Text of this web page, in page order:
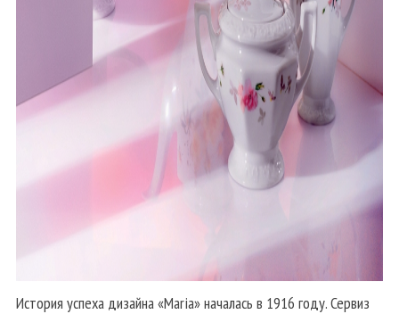
История успеха дизайна «Maria» началась в 1916 году. Сервиз